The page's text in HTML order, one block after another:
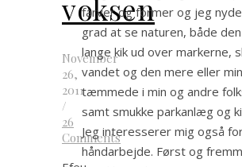
voksen
November
26,
2011
/
26
Comments
farver og former og jeg
grad at se naturen, både
lange kik ud over markerne,
vandet og den mere eller
tæmmede i min og andre
samt smukke parkanlæg og
Jeg interesserer mig også
håndarbejde. Først og